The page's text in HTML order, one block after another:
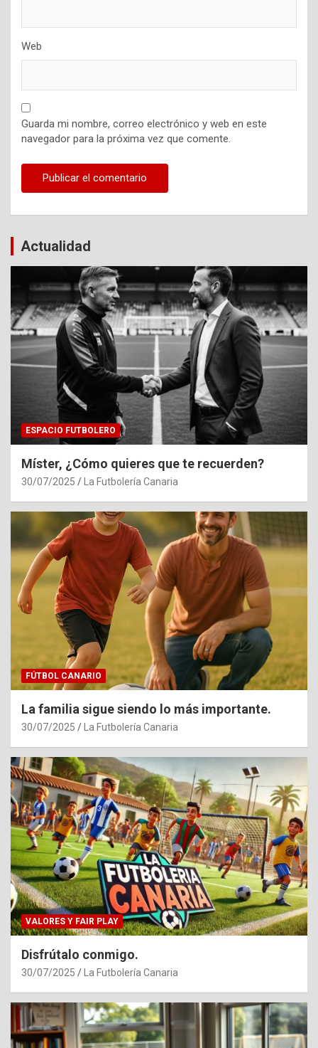
Web
Guarda mi nombre, correo electrónico y web en este
navegador para la próxima vez que comente.
Actualidad
ESPACIO FUTBOLERO
Míster, ¿Cómo quieres que te recuerden?
30/07/2025 La Futbolería Canaria
FÚTBOL CANARIO
La familia sigue siendo lo más importante.
30/07/2025 La Futbolería Canaria
VALORES Y FAIR PLAY
Disfrútalo conmigo.
30/07/2025 La Futbolería Canaria